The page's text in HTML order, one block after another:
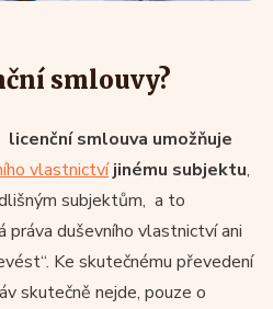
smlouvy?
licenční smlouva umožňuje
vlastnictvíjinému subjektu,
subjektům, a to
práva duševního vlastnictví ani
Ke skutečnému převedení
skutečně nejde, pouze o